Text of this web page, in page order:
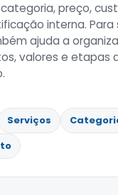
preço,
interna. Para
ajuda a
valores e etapas
Serviços